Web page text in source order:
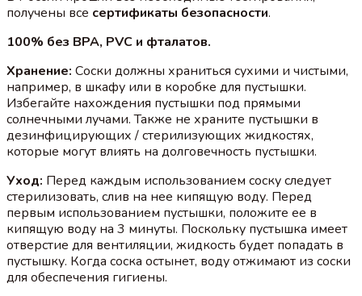
получены все сертификаты безопасности.
100% без BPA, PVC и фталатов.
Хранение: Соски должны храниться сухими и чистыми,
например, в шкафу или в коробке для пустышки.
Избегайте нахождения пустышки под прямыми
солнечными лучами. Также не храните пустышки в
дезинфицирующих / стерилизующих жидкостях,
которые могут влиять на долговечность пустышки.
Уход: Перед каждым использованием соску следует
стерилизовать, слив на нее кипящую воду. Перед
первым использованием пустышки, положите ее в
кипящую воду на 3 минуты. Поскольку пустышка имеет
отверстие для вентиляции, жидкость будет попадать в
пустышку. Когда соска остынет, воду отжимают из соски
для обеспечения гигиены.